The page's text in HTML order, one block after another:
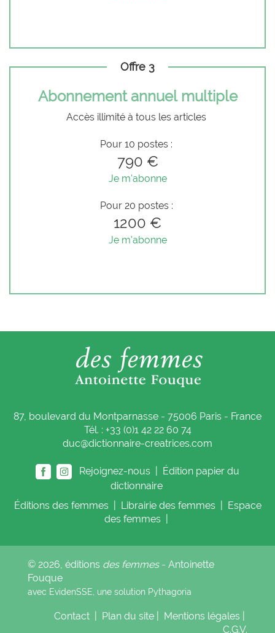
Offre 3
Abonnement annuel multiple
Accès illimité à tous les articles
Pour 10 postes :
790 €
Je m'abonne
Pour 20 postes :
1200 €
Je m'abonne
87, boulevard du Montparnasse - 75006 Paris - France
Tél. : +33 (0)1 42 22 60 74
duc@dictionnaire-creatrices.com
Rejoignez-nous |
Édition papier du
dictionnaire
Éditions des femmes Librairie des femmes
Espace
des femmes
© 2026, éditions des femmes- Antoinette
Fouque
avec EvidenSSE, une solution Pythagoria
Contact Plan du site Mentions légales
C.G.V.